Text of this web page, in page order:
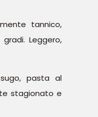
tannico,
Leggero,
pasta al
stagionato e